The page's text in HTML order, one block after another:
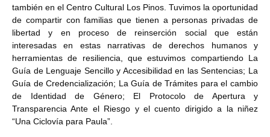
también en el Centro Cultural Los Pinos. Tuvimos la oportunidad
de compartir con familias que tienen a personas privadas de
libertad y en proceso de reinserción social que están
interesadas en estas narrativas de derechos humanos y
herramientas de resiliencia, que estuvimos compartiendo La
Guía de Lenguaje Sencillo y Accesibilidad en las Sentencias; La
Guía de Credencialización; La Guía de Trámites para el cambio
de Identidad de Género; El Protocolo de Apertura y
Transparencia Ante el Riesgo y el cuento dirigido a la niñez
“Una Ciclovía para Paula”.